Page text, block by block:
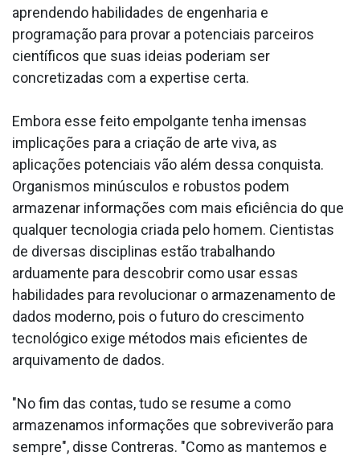
aprendendo habilidades de engenharia e
programação para provar a potenciais parceiros
científicos que suas ideias poderiam ser
concretizadas com a expertise certa.
Embora esse feito empolgante tenha imensas
implicações para a criação de arte viva, as
aplicações potenciais vão além dessa conquista.
Organismos minúsculos e robustos podem
armazenar informações com mais eficiência do que
qualquer tecnologia criada pelo homem. Cientistas
de diversas disciplinas estão trabalhando
arduamente para descobrir como usar essas
habilidades para revolucionar o armazenamento de
dados moderno, pois o futuro do crescimento
tecnológico exige métodos mais eficientes de
arquivamento de dados.
"No fim das contas, tudo se resume a como
armazenamos informações que sobreviverão para
sempre", disse Contreras. "Como as mantemos e